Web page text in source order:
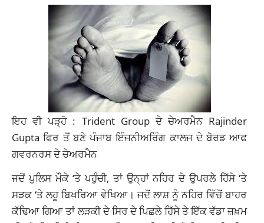
ਇਹ ਵੀ ਪੜ੍ਹੋ : Trident Group ਦੇ ਚੇਅਰਮੈਨ Rajinder
Gupta ਫਿਰ ਤੋਂ ਬਣੇ ਪੰਜਾਬ ਇੰਜਨੀਅਰਿੰਗ ਕਾਲਜ ਦੇ ਬੋਰਡ ਆਫ
ਗਵਰਨਰਸ ਦੇ ਚੇਅਰਮੈਨ
ਜਦੋਂ ਪੁਲਿਸ ਮੌਕੇ ‘ਤੇ ਪਹੁੰਚੀ, ਤਾਂ ਉਨ੍ਹਾਂ ਨਹਿਰ ਦੇ ਉਪਰਲੇ ਹਿੱਸੇ ‘ਤੇ
ਸੜਕ ‘ਤੇ ਲਹੂ ਬਿਖਰਿਆ ਵੇਖਿਆ। ਜਦੋਂ ਲਾਸ਼ ਨੂੰ ਨਹਿਰ ਵਿੱਚੋਂ ਬਾਹਰ
ਕੱਢਿਆ ਗਿਆ ਤਾਂ ਲੜਕੀ ਦੇ ਸਿਰ ਦੇ ਪਿਛਲੇ ਹਿੱਸੇ ਤੇ ਇੱਕ ਵੱਡਾ ਜ਼ਖ਼ਮ